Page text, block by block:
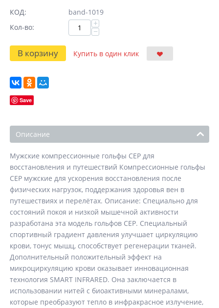
КОД:
band-1019
Кол-во:
+
−
В корзину Купить в один клик
Save
Описание
Мужские компрессионные гольфы CEP для
восстановления и путешествий Компрессионные гольфы
CEP мужские для ускорения восстановления после
физических нагрузок, поддержания здоровья вен в
путешествиях и перелётах. Описание: Специально для
состояний покоя и низкой мышечной активности
разработана эта модель гольфов CEP. Специальный
спортивный градиент давления улучшает циркуляцию
крови, тонус мышц, способствует регенерации тканей.
Дополнительный положительный эффект на
микроциркуляцию крови оказывает инновационная
технология SMART INFRARED. Она заключается в
использовании нитей с биоактивными минералами,
которые преобразуют тепло в инфракрасное излучение,